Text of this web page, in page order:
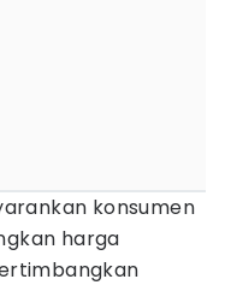
konsumen
harga